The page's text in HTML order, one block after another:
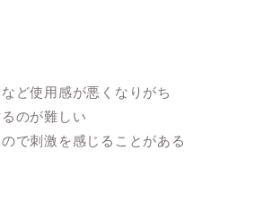
ど使用感が悪くなりがち
のが難しい
で刺激を感じることがある